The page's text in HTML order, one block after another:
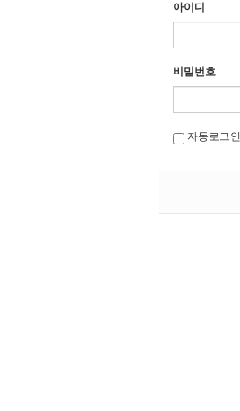
아이디
비밀번호
자동로그인